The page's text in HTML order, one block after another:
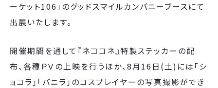
ーケット106」のグッドスマイルカンパニーブースにて
出展いたします。
開催期間を通して『ネココネ』特製ステッカーの配
布、各種ＰＶの上映を行うほか、8月16日(土)には「シ
ョコラ」「バニラ」のコスプレイヤーの写真撮影ができ